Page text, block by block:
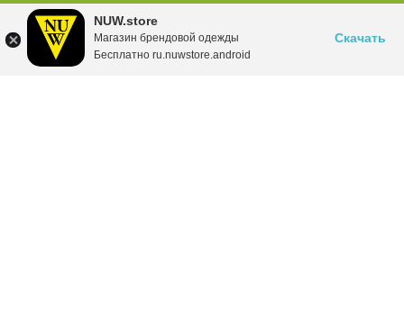
NUW.store
Магазин брендовой одежды
Бесплатно ru.nuwstore.android
Скачать